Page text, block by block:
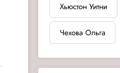
Хьюстон Уитни
Чехова Ольга